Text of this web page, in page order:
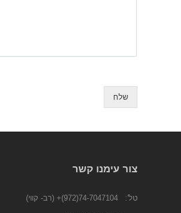
שלח
צור עימנו קשר
טל': 74-7047104(972)+ (רב- קווי)